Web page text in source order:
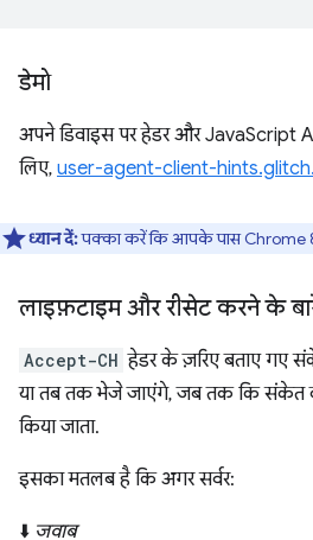
डेमो
अपने डिवाइस पर हेडर और JavaScript
लिए, user-agent-client-
ध्यान दें:पक्का करें कि आपके पास Chrome
लाइफ़टाइम और रीसेट करने के
Accept-CH हेडर के ज़रिए बताए गए
या तब तक भेजे जाएंगे, जब तक कि संकेत
किया जाता.
इसका मतलब है कि अगर सर्वर:
⬇️ जवाब